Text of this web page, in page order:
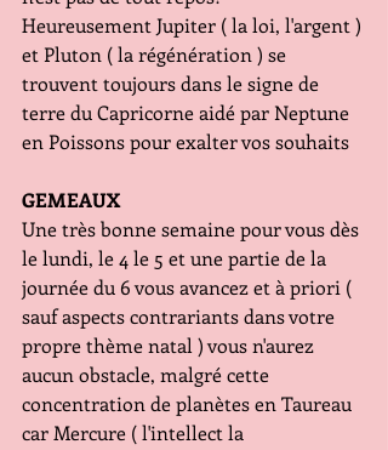
Heureusement Jupiter ( la loi, l'argent )
et Pluton ( la régénération ) se
trouvent toujours dans le signe de
terre du Capricorne aidé par Neptune
en Poissons pour exalter vos souhaits
GEMEAUX
Une très bonne semaine pour vous dès
le lundi, le 4 le 5 et une partie de la
journée du 6 vous avancez et à priori (
sauf aspects contrariants dans votre
propre thème natal ) vous n'aurez
aucun obstacle, malgré cette
concentration de planètes en Taureau
car Mercure ( l'intellect la